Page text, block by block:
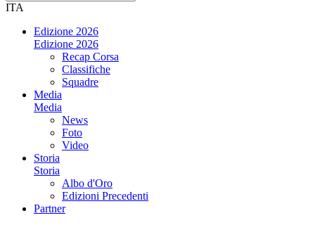
ITA
Edizione 2026
Edizione 2026
Recap Corsa
Classifiche
Squadre
Media
Media
News
Foto
Video
Storia
Storia
Albo d'Oro
Edizioni Precedenti
Partner